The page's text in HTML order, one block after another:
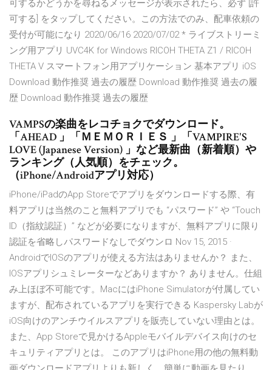
可するかどうかを尋ねるメッセージが表示されたら、必ず [許
可する] をタップしてください。この方法でのみ、配車依頼の
受付が可能になり 2020/06/16 2020/07/02 * ライブストリーミ
ング用アプリ UVC4K for Windows RICOH THETA Z1 / RICOH
THETA V スマートフォン用アプリケーション 基本アプリ iOS
Download 動作推奨 過去の履歴 Download 動作推奨 過去の履
歴 Download 動作推奨 過去の履歴
VAMPSの楽曲をレコチョクでダウンロード。
「AHEAD 」「ＭＥＭＯＲＩＥＳ 」「VAMPIRE'S
LOVE (Japanese Version) 」など最新曲（新着順）や
ランキング（人気順）をチェック。
（iPhone/Androidアプリ対応）
iPhone/iPadのApp Storeでアプリをダウンロードする際、有
料アプリは当然のこと無料アプリでも “パスワード” や “Touch
ID（指紋認証）” などが必要になりますが、無料アプリに限り
認証を省略しパスワードなしでダウンロ Nov 15, 2015 ·
AndroidでIOSのアプリが使える方法はありませんか？ また、
IOSアプリシュミレーターなどありますか？ ありません。仕組
み上ほぼ不可能です。MacにはiPhone Simulatorが付属してい
ますが、配布されているアプリを実行できる Kaspersky Labが
iOS向けのアンチウイルスアプリを販売していない理由とは。
また、App Storeで見かけるAppleモバイルデバイス向けのセ
キュリティアプリとは。 このアプリはiPhone用の他の無料動